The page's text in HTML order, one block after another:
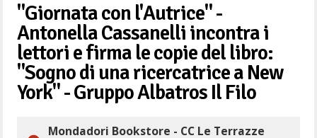
"Giornata con l'Autrice" -
Antonella Cassanelli incontra i
lettori e firma le copie del libro:
"Sogno di una ricercatrice a New
York" - Gruppo Albatros Il Filo
Mondadori Bookstore - CC Le Terrazze